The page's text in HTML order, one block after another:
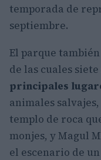
temporada de
septiembre.
El parque también
de las cuales
principales
animales
templo de roca
monjes, y Magul
el escenario de